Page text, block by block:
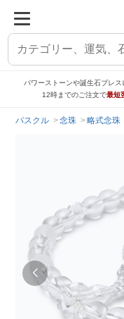
パワーストーンや誕生石ブレ
12時までのご注文で最短
パスクル 念珠 略式念珠